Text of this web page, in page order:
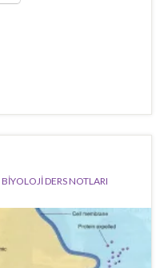
BİYOLOJİ DERS NOTLARI